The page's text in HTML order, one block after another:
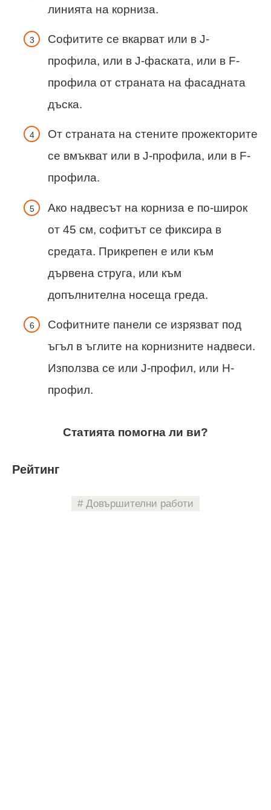
линията на корниза.
Софитите се вкарват или в J-
профила, или в J-фаската, или в F-
профила от страната на фасадната
дъска.
От страната на стените прожекторите
се вмъкват или в J-профила, или в F-
профила.
Ако надвесът на корниза е по-широк
от 45 см, софитът се фиксира в
средата. Прикрепен е или към
дървена струга, или към
допълнителна носеща греда.
Софитните панели се изрязват под
ъгъл в ъглите на корнизните надвеси.
Използва се или J-профил, или H-
профил.
Статията помогна ли ви?
Рейтинг
Довършителни работи